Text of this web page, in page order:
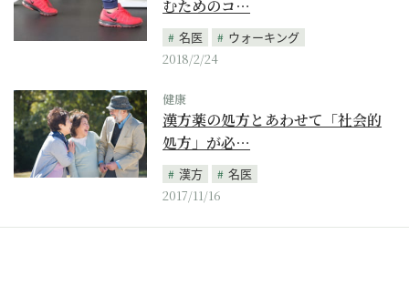
むためのコ…
名医
ウォーキング
2018/2/24
健康
漢方薬の処方とあわせて「社会的
処方」が必…
漢方
名医
2017/11/16